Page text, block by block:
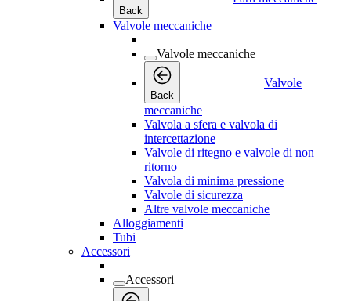
Back
Valvole meccaniche
Valvole meccaniche
Back
Valvole
meccaniche
Valvola a sfera e valvola di
intercettazione
Valvole di ritegno e valvole di non
ritorno
Valvola di minima pressione
Valvole di sicurezza
Altre valvole meccaniche
Alloggiamenti
Tubi
Accessori
Accessori